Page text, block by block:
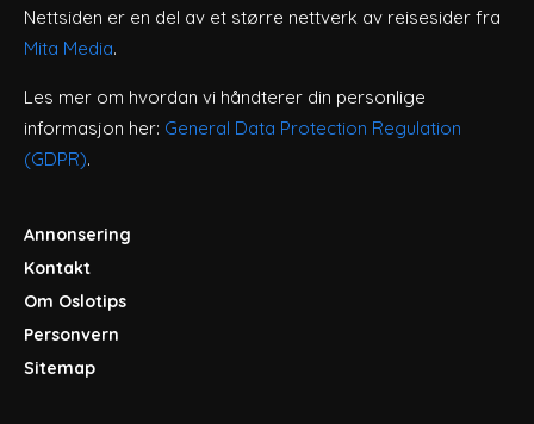
Nettsiden er en del av et større nettverk av reisesider fra
Mita Media.
Les mer om hvordan vi håndterer din personlige
informasjon her: General Data Protection Regulation
(GDPR).
Annonsering
Kontakt
Om Oslotips
Personvern
Sitemap